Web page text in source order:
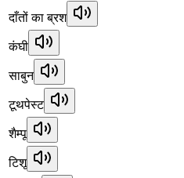
दाँतों का ब्रश
कंघी
साबुन
टूथपेस्ट
शैम्पू
टिशू